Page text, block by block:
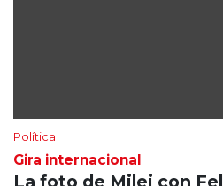
Política
Gira internacional